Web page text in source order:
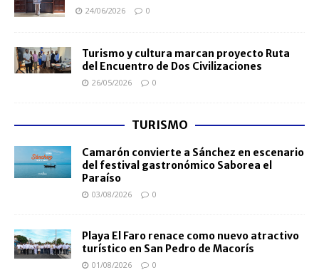
24/06/2026 0
Turismo y cultura marcan proyecto Ruta
del Encuentro de Dos Civilizaciones
26/05/2026 0
TURISMO
Camarón convierte a Sánchez en escenario
del festival gastronómico Saborea el
Paraíso
03/08/2026 0
Playa El Faro renace como nuevo atractivo
turístico en San Pedro de Macorís
01/08/2026 0